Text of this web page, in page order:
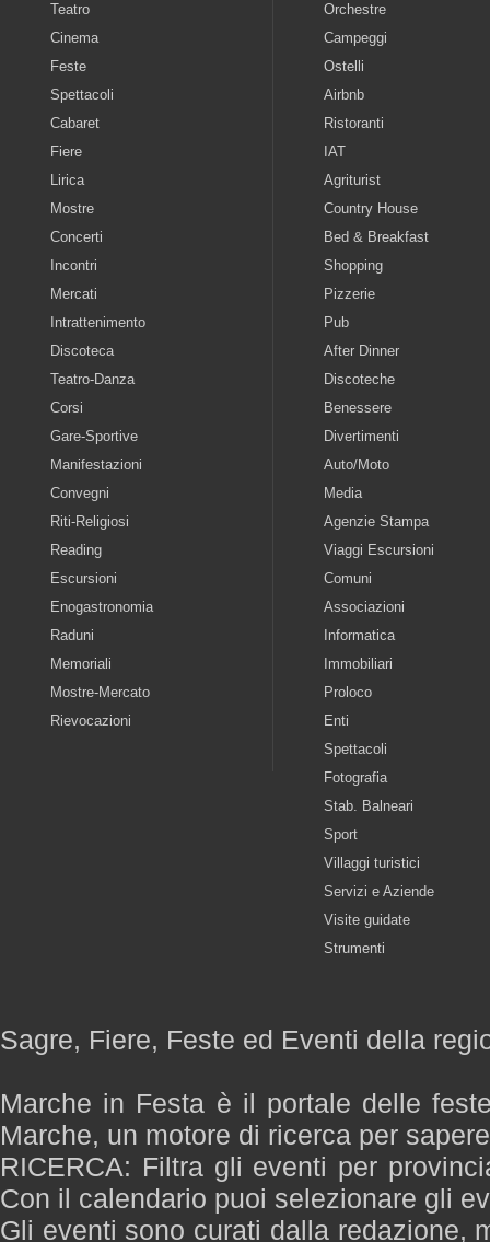
Teatro
Cinema
Feste
Spettacoli
Cabaret
Fiere
Lirica
Mostre
Concerti
Incontri
Mercati
Intrattenimento
Discoteca
Teatro-Danza
Corsi
Gare-Sportive
Manifestazioni
Convegni
Riti-Religiosi
Reading
Escursioni
Enogastronomia
Raduni
Memoriali
Mostre-Mercato
Rievocazioni
Orchestre
Campeggi
Ostelli
Airbnb
Ristoranti
IAT
Agriturist
Country House
Bed & Breakfast
Shopping
Pizzerie
Pub
After Dinner
Discoteche
Benessere
Divertimenti
Auto/Moto
Media
Agenzie Stampa
Viaggi Escursioni
Comuni
Associazioni
Informatica
Immobiliari
Proloco
Enti
Spettacoli
Fotografia
Stab. Balneari
Sport
Villaggi turistici
Servizi e Aziende
Visite guidate
Strumenti
Sagre, Fiere, Feste ed Eventi della
Marche in Festa è il portale delle
Marche, un motore di ricerca per
RICERCA: Filtra gli eventi per
Con il calendario puoi selezionare gli
Gli eventi sono curati dalla redazione,